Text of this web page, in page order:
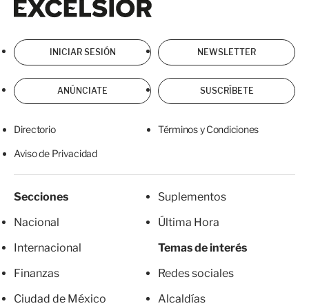
INICIAR SESIÓN NEWSLETTER
ANÚNCIATE SUSCRÍBETE
Directorio Términos y Condiciones
Aviso de Privacidad
Secciones
Nacional
Internacional
Finanzas
Ciudad de México
Suplementos
Última Hora
Temas de interés
Redes sociales
Alcaldías